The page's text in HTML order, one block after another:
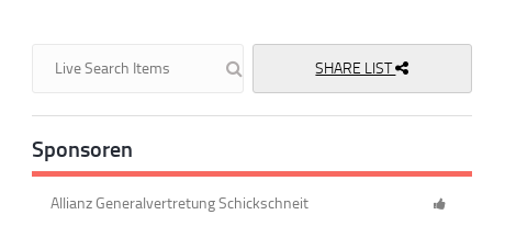
SHARE LIST
Sponsoren
Allianz Generalvertretung Schickschneit